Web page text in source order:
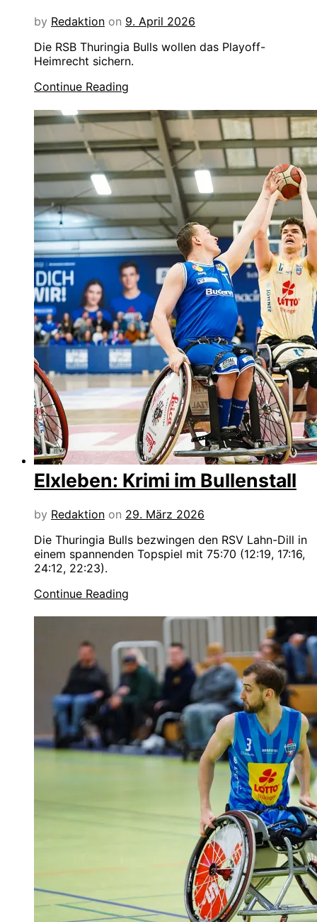
by Redaktion on 9. April 2026
Die RSB Thuringia Bulls wollen das Playoff-
Heimrecht sichern.
Continue Reading
Elxleben: Krimi im Bullenstall
by Redaktion on 29. März 2026
Die Thuringia Bulls bezwingen den RSV Lahn-Dill in
einem spannenden Topspiel mit 75:70 (12:19, 17:16,
24:12, 22:23).
Continue Reading